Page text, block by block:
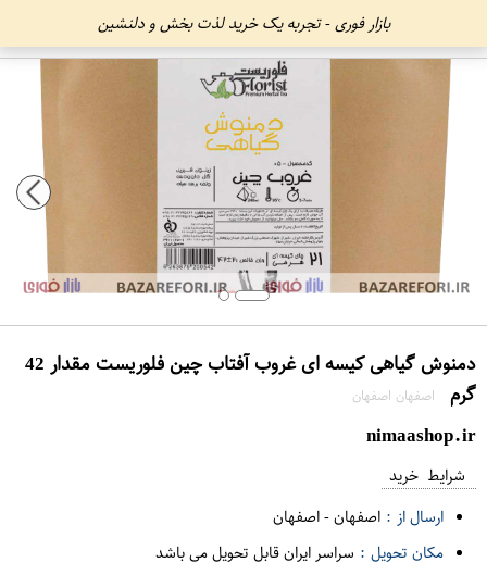
بازار فوری - تجربه یک خرید لذت بخش و دلنشین
دمنوش گیاهی کیسه ای غروب آفتاب چین فلوریست مقدار 42
گرم
اصفهان اصفهان
nimaashop.ir
شرایط خرید
ارسال از : اصفهان-اصفهان
مکان تحویل : سراسر ایران قابل تحویل می باشد